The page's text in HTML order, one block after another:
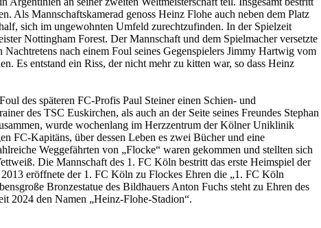
Als Mannschaftskamerad genoss Heinz Flohe auch neben dem Platz
sich im ungewohnten Umfeld zurechtzufinden. In der Spielzeit
Nottingham Forest. Der Mannschaft und dem Spielmacher versetzte
nach einem Foul seines Gegenspielers Jimmy Hartwig vom
Es entstand ein Riss, der nicht mehr zu kitten war, so dass Heinz
des späteren FC-Profis Paul Steiner einen Schien- und
des TSC Euskirchen, als auch an der Seite seines Freundes Stephan
wurde wochenlang im Herzzentrum der Kölner Uniklinik
FC-Kapitäns, über dessen Leben es zwei Bücher und eine
Weggefährten von „Flocke“ waren gekommen und stellten sich
Die Mannschaft des 1. FC Köln bestritt das erste Heimspiel der
eröffnete der 1. FC Köln zu Flockes Ehren die „1. FC Köln
Bronzestatue des Bildhauers Anton Fuchs steht zu Ehren des
2024 den Namen „Heinz-Flohe-Stadion“.